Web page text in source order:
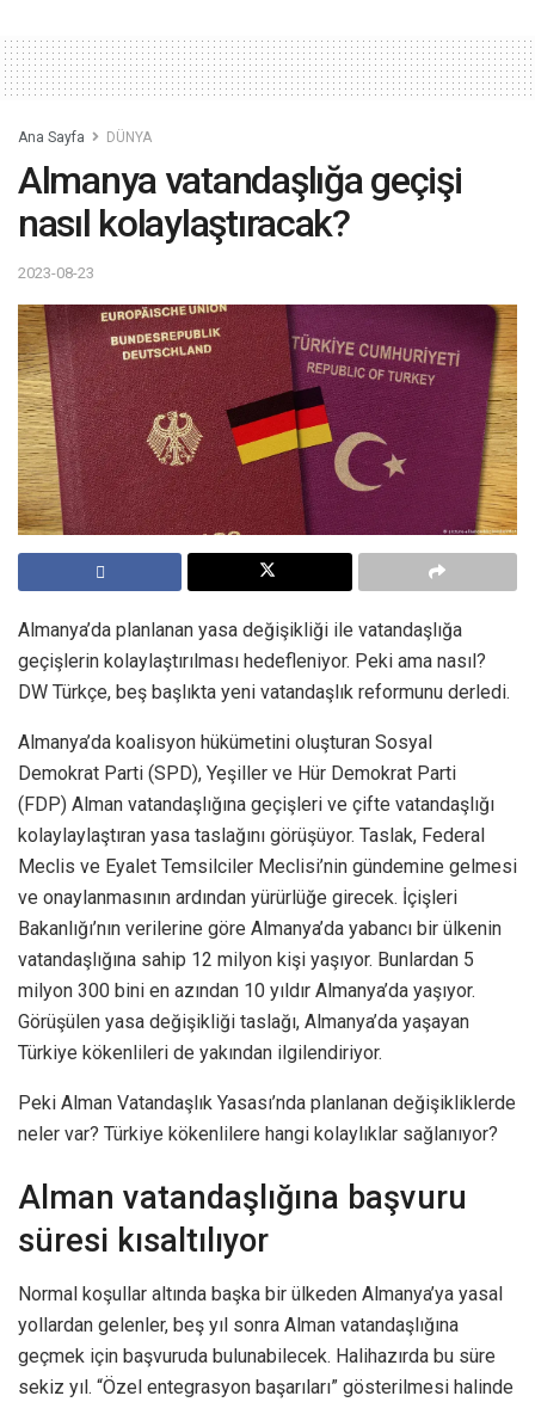
Ana Sayfa DÜNYA
Almanya vatandaşlığa geçişi
nasıl kolaylaştıracak?
2023-08-23
Almanya’da planlanan yasa değişikliği ile vatandaşlığa
geçişlerin kolaylaştırılması hedefleniyor. Peki ama nasıl?
DW Türkçe, beş başlıkta yeni vatandaşlık reformunu derledi.
Almanya’da koalisyon hükümetini oluşturan Sosyal
Demokrat Parti (SPD), Yeşiller ve Hür Demokrat Parti
(FDP) Alman vatandaşlığına geçişleri ve çifte vatandaşlığı
kolaylaylaştıran yasa taslağını görüşüyor. Taslak, Federal
Meclis ve Eyalet Temsilciler Meclisi’nin gündemine gelmesi
ve onaylanmasının ardından yürürlüğe girecek. İçişleri
Bakanlığı’nın verilerine göre Almanya’da yabancı bir ülkenin
vatandaşlığına sahip 12 milyon kişi yaşıyor. Bunlardan 5
milyon 300 bini en azından 10 yıldır Almanya’da yaşıyor.
Görüşülen yasa değişikliği taslağı, Almanya’da yaşayan
Türkiye kökenlileri de yakından ilgilendiriyor.
Peki Alman Vatandaşlık Yasası’nda planlanan değişikliklerde
neler var? Türkiye kökenlilere hangi kolaylıklar sağlanıyor?
Alman vatandaşlığına başvuru
süresi kısaltılıyor
Normal koşullar altında başka bir ülkeden Almanya’ya yasal
yollardan gelenler, beş yıl sonra Alman vatandaşlığına
geçmek için başvuruda bulunabilecek. Halihazırda bu süre
sekiz yıl. “Özel entegrasyon başarıları” gösterilmesi halinde